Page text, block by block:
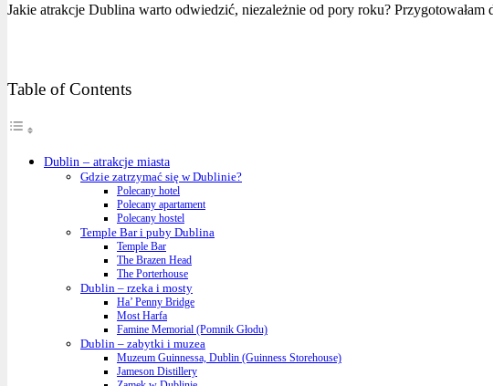
Jakie atrakcje Dublina warto odwiedzić, niezależnie od pory roku?
Table of Contents
Dublin – atrakcje miasta
Gdzie zatrzymać się w Dublinie?
Polecany hotel
Polecany apartament
Polecany hostel
Temple Bar i puby Dublina
Temple Bar
The Brazen Head
The Porterhouse
Dublin – rzeka i mosty
Ha’ Penny Bridge
Most Harfa
Famine Memorial (Pomnik Głodu)
Dublin – zabytki i muzea
Muzeum Guinnessa, Dublin (Guinness Storehouse)
Jameson Distillery